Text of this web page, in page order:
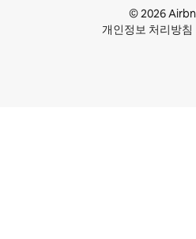
© 2026
개인정보 처리방침